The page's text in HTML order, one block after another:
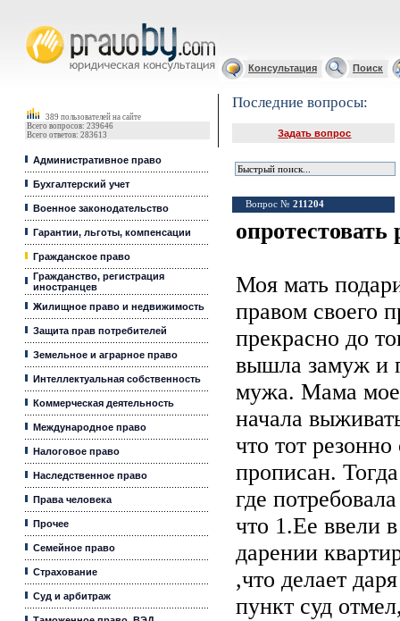
Консультация Поиск
389 пользователей на сайте
Всего вопросов: 239646
Всего ответов: 283613
Административное право
Бухгалтерский учет
Военное законодательство
Гарантии, льготы, компенсации
Гражданское право
Гражданство, регистрация
иностранцев
Жилищное право и недвижимость
Защита прав потребителей
Земельное и аграрное право
Интеллектуальная собственность
Коммерческая деятельность
Международное право
Налоговое право
Наследственное право
Права человека
Прочее
Семейное право
Страхование
Суд и арбитраж
Последние вопросы:
Задать вопрос
Вопрос № 211204
опротестовать
Моя мать
правом своего
прекрасно до
вышла замуж и
мужа. Мама
начала
что тот
прописан.
где
что 1.Ее ввели
дарении
,что делает
пункт суд